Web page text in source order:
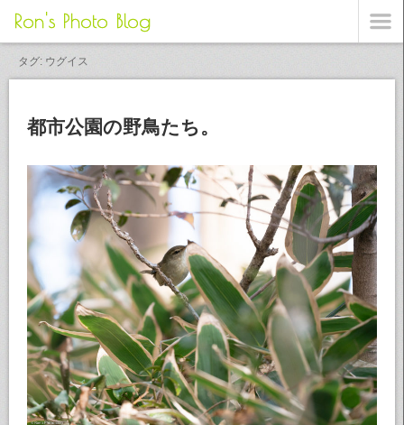
Ron's Photo Blog
タグ: ウグイス
都市公園の野鳥たち。